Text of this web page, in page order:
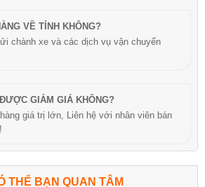
VỀ TỈNH KHÔNG?
chành xe và các dịch vụ vận chuyển
GIẢM GIÁ KHÔNG?
giá trị lớn, Liên hệ với nhân viên bán
THỂ BẠN QUAN TÂM